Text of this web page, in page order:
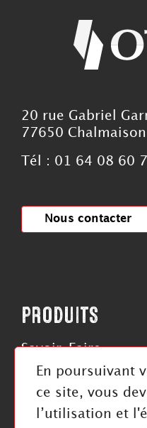
20 rue Gabriel
77650 Chalmaison
Tél : 01 64 08 60
Nous contacter
PRODUITS
Savoir-Faire
Roues
Rouleaux
Courroies
En poursuivant
ce site, vous
l’utilisation et